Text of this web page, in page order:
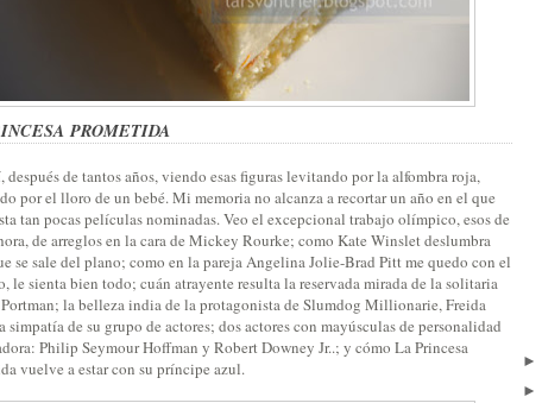
PROMETIDA
después de tantos años, viendo esas figuras levitando por la alfombra roja,
por el lloro de un bebé. Mi memoria no alcanza a recortar un año en el que
tan pocas películas nominadas. Veo el excepcional trabajo olímpico, esos de
de arreglos en la cara de Mickey Rourke; como Kate Winslet deslumbra
se sale del plano; como en la pareja Angelina Jolie-Brad Pitt me quedo con el
le sienta bien todo; cuán atrayente resulta la reservada mirada de la solitaria
la belleza india de la protagonista de Slumdog Millionarie, Freida
simpatía de su grupo de actores; dos actores con mayúsculas de personalidad
Philip Seymour Hoffman y Robert Downey Jr..; y cómo La Princesa
vuelve a estar con su príncipe azul.
►
►